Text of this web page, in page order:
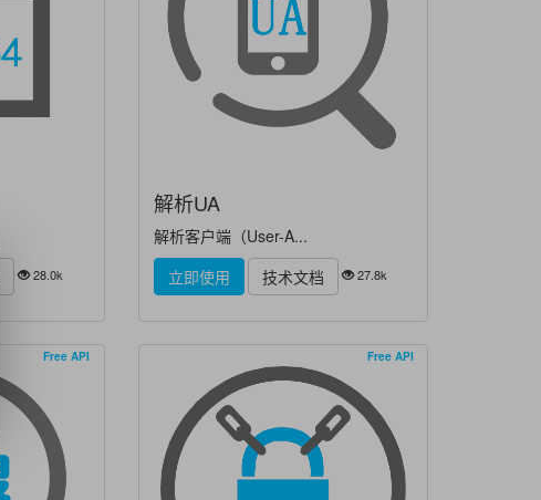
28.0k
解析UA
解析客户端（User-A...
立即使用
技术文档 27.8k
Free API Free API